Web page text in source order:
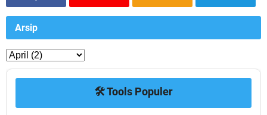
Arsip
🛠️ Tools Populer